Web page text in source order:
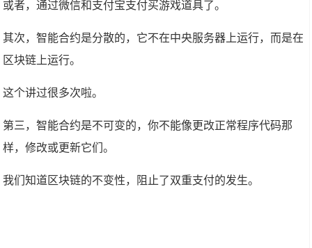
或者，通过微信和支付宝支付买游戏道具了。
其次，智能合约是分散的，它不在中央服务器上运行，而是在
区块链上运行。
这个讲过很多次啦。
第三，智能合约是不可变的，你不能像更改正常程序代码那
样，修改或更新它们。
我们知道区块链的不变性，阻止了双重支付的发生。